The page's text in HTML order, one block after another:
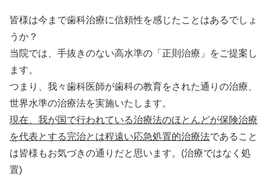
皆様は今まで歯科治療に信頼性を感じたことはあるでしょ
うか？
当院では、手抜きのない高水準の「正則治療」をご提案し
ます。
つまり、我々歯科医師が歯科の教育をされた通りの治療、
世界水準の治療法を実施いたします。
現在、我が国で行われている治療法のほとんどが保険治療
を代表とする完治とは程遠い応急処置的治療法であること
は皆様もお気づきの通りだと思います。(治療ではなく処
置)